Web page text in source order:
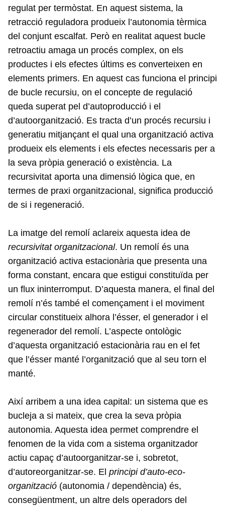
regulat per termòstat. En aquest sistema, la
retracció reguladora produeix l’autonomia tèrmica
del conjunt escalfat. Però en realitat aquest bucle
retroactiu amaga un procés complex, on els
productes i els efectes últims es converteixen en
elements primers. En aquest cas funciona el principi
de bucle recursiu, on el concepte de regulació
queda superat pel d’autoproducció i el
d’autoorganització. Es tracta d’un procés recursiu i
generatiu mitjançant el qual una organització activa
produeix els elements i els efectes necessaris per a
la seva pròpia generació o existència. La
recursivitat aporta una dimensió lògica que, en
termes de praxi organitzacional, significa producció
de si i regeneració.
La imatge del remolí aclareix aquesta idea de
recursivitat organitzacional. Un remolí és una
organització activa estacionària que presenta una
forma constant, encara que estigui constituïda per
un flux ininterromput. D’aquesta manera, el final del
remolí n’és també el començament i el moviment
circular constitueix alhora l’ésser, el generador i el
regenerador del remolí. L’aspecte ontològic
d’aquesta organització estacionària rau en el fet
que l’ésser manté l’organització que al seu torn el
manté.
Així arribem a una idea capital: un sistema que es
bucleja a si mateix, que crea la seva pròpia
autonomia. Aquesta idea permet comprendre el
fenomen de la vida com a sistema organitzador
actiu capaç d’autoorganitzar-se i, sobretot,
d’autoreorganitzar-se. El principi d’auto-eco-
organització (autonomia / dependència) és,
consegüentment, un altre dels operadors del